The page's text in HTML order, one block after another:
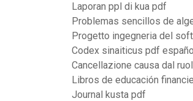
Laporan ppl di kua pdf
Problemas sencillos de
Progetto ingegneria del
Codex sinaiticus pdf
Cancellazione causa dal
Libros de educación
Journal kusta pdf